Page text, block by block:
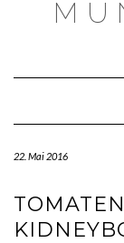
22. Mai 2016